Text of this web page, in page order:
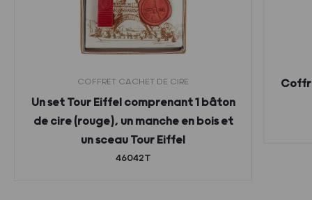
COFFRET CACHET DE CIRE
Un set Tour Eiffel comprenant 1 bâton
de cire (rouge), un manche en bois et
un sceau Tour Eiffel
46042T